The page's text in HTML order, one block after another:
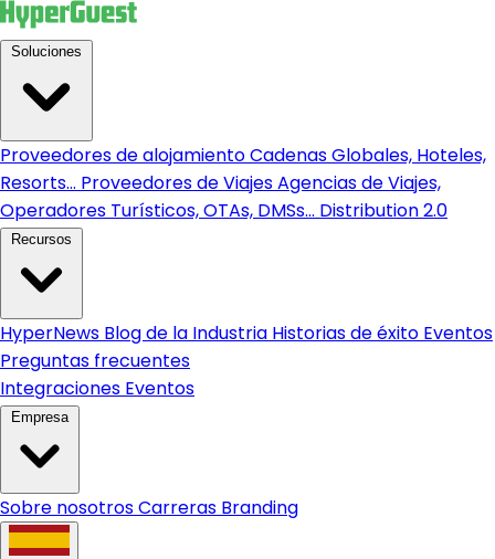
Proveedores de alojamientoCadenas Globales, Hoteles,
Resorts... Proveedores de ViajesAgencias de Viajes,
Operadores Turísticos, OTAs, DMSs... Distribution 2.0
HyperNews Blog de la Industria Historias de éxito Eventos
Preguntas frecuentes
Integraciones Eventos
Empresa
Sobre nosotrosCarreras Branding